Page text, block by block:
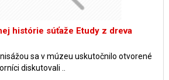
histórie súťaže Etudy z dreva
sa v múzeu uskutočnilo otvorené
diskutovali ..